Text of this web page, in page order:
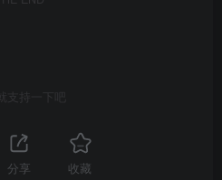
支持一下吧
分享 收藏